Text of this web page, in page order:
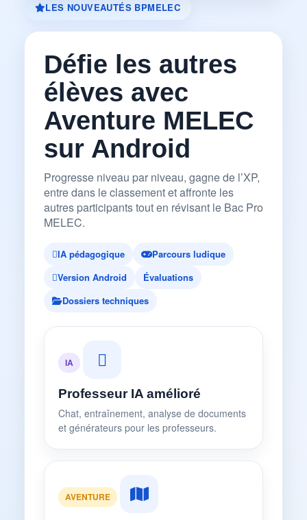
LES NOUVEAUTÉS BPMELEC
Défie les autres
élèves avec
Aventure MELEC
sur Android
Progresse niveau par niveau, gagne de l’XP,
entre dans le classement et affronte les
autres participants tout en révisant le Bac Pro
MELEC.
IA pédagogique
Parcours ludique
Version Android
Évaluations
Dossiers techniques
IA
Professeur IA amélioré
Chat, entraînement, analyse de documents
et générateurs pour les professeurs.
AVENTURE